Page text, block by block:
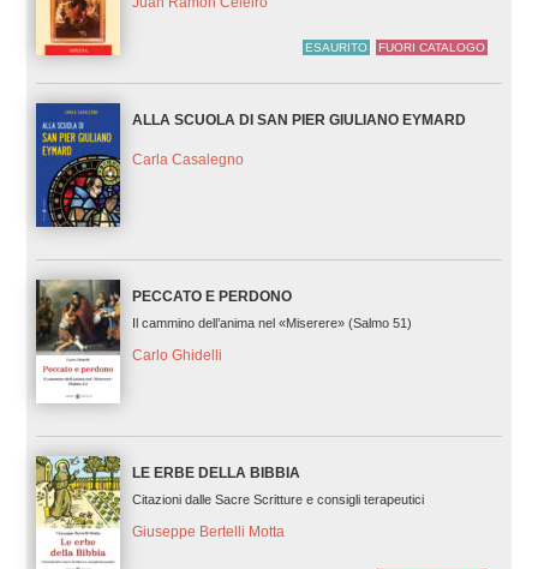
ESAURITO FUORI CATALOGO
ALLA SCUOLA DI SAN PIER GIULIANO EYMARD
Carla Casalegno
PECCATO E PERDONO
Il cammino dell’anima nel «Miserere» (Salmo 51)
Carlo Ghidelli
LE ERBE DELLA BIBBIA
Citazioni dalle Sacre Scritture e consigli terapeutici
Giuseppe Bertelli Motta